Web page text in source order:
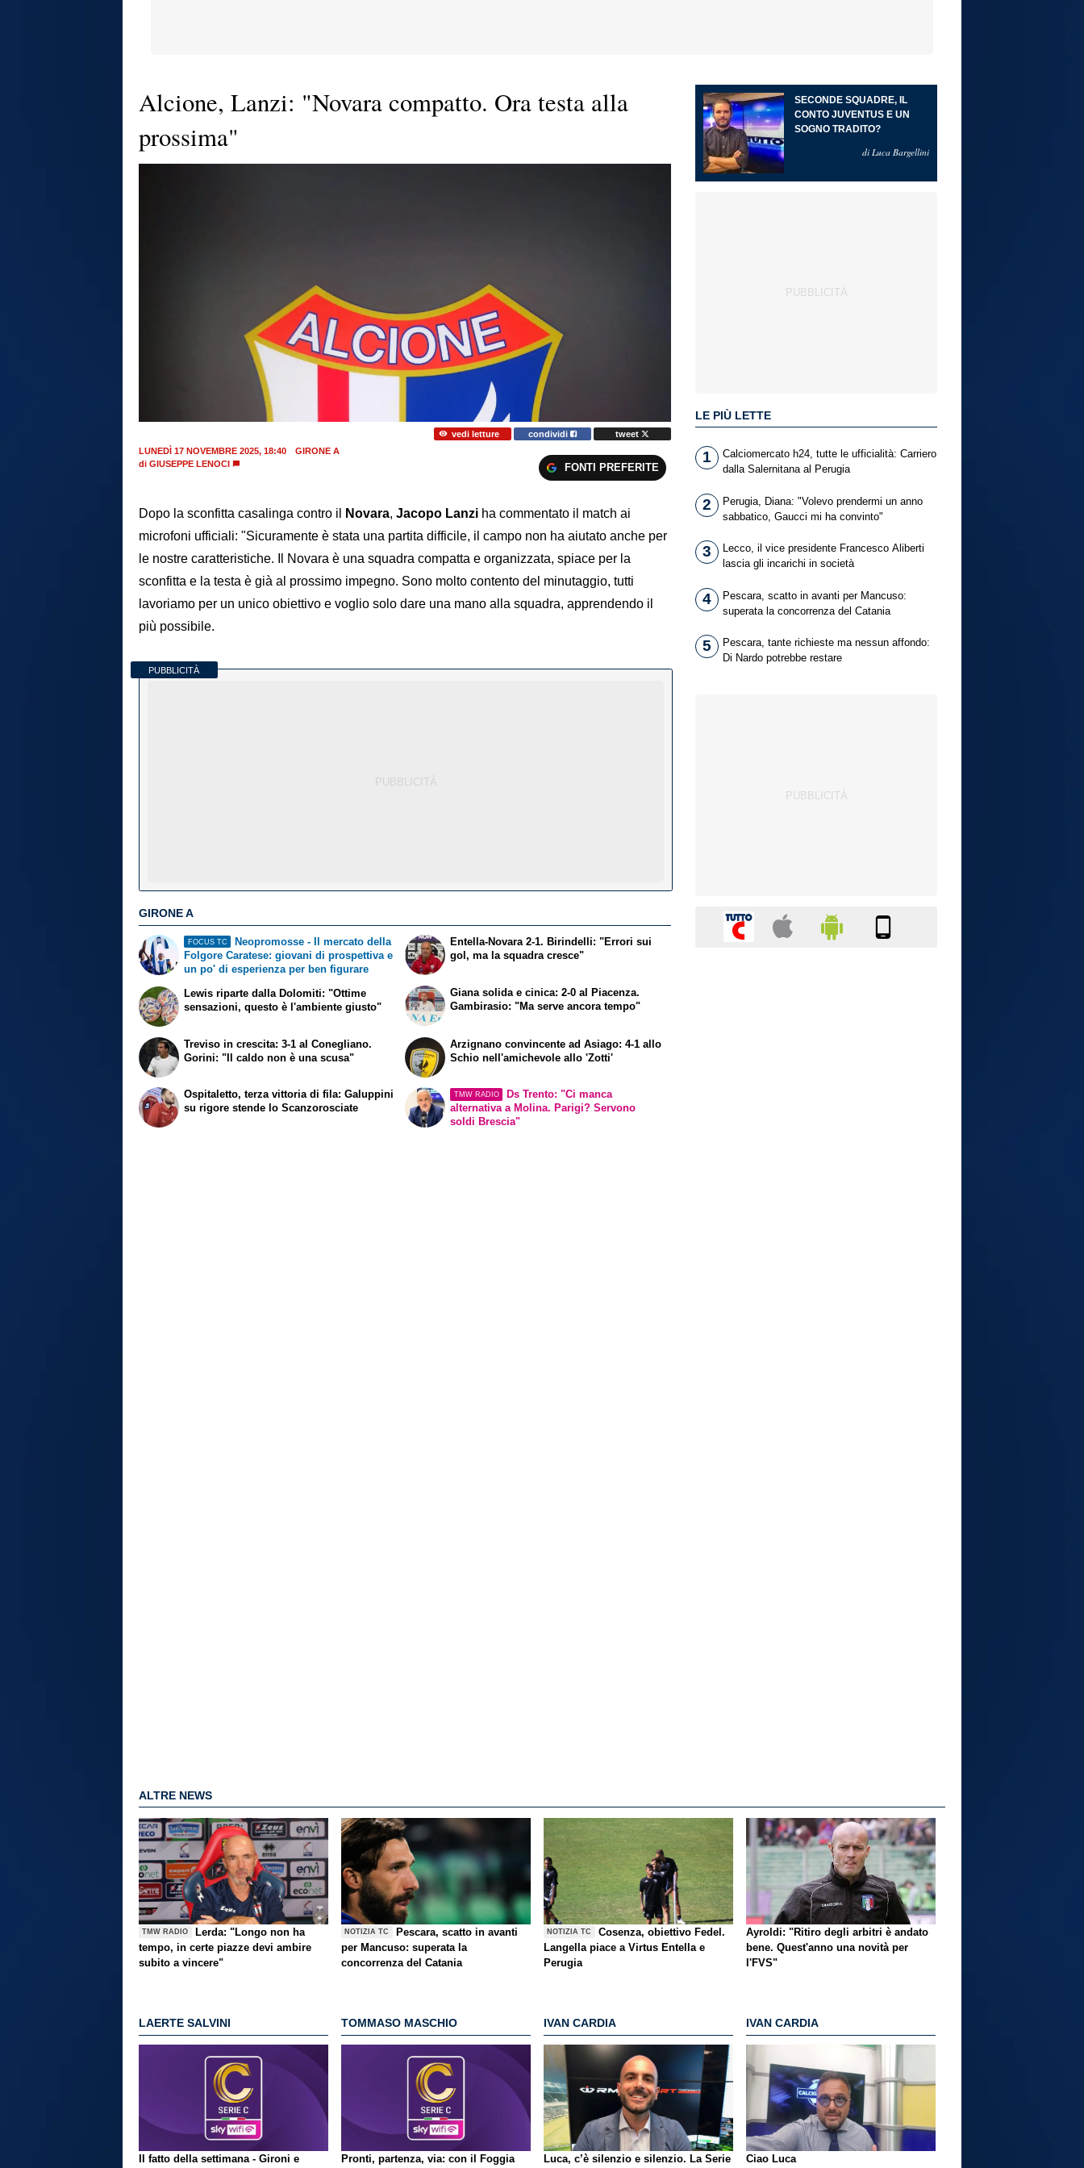
Alcione, Lanzi: "Novara compatto. Ora testa alla
prossima"
vedi letture condividi
tweet
LUNEDÌ 17 NOVEMBRE 2025, 18:40
GIRONE A
di GIUSEPPE LENOCI FONTI PREFERITE
Dopo la sconfitta casalinga contro il Novara, Jacopo Lanzi ha commentato il match ai
microfoni ufficiali: "Sicuramente è stata una partita difficile, il campo non ha aiutato anche per
le nostre caratteristiche. Il Novara è una squadra compatta e organizzata, spiace per la
sconfitta e la testa è già al prossimo impegno. Sono molto contento del minutaggio, tutti
lavoriamo per un unico obiettivo e voglio solo dare una mano alla squadra, apprendendo il
più possibile.
PUBBLICITÀ
GIRONE A
FOCUS TC
Neopromosse - Il mercato della
Folgore Caratese: giovani di prospettiva e
un po' di esperienza per ben figurare
Lewis riparte dalla Dolomiti: "Ottime
sensazioni, questo è l'ambiente giusto"
Entella-Novara 2-1. Birindelli: "Errori sui
gol, ma la squadra cresce"
Giana solida e cinica: 2-0 al Piacenza.
Gambirasio: "Ma serve ancora tempo"
Treviso in crescita: 3-1 al Conegliano.
Gorini: "Il caldo non è una scusa"
Ospitaletto, terza vittoria di fila: Galuppini
su rigore stende lo Scanzorosciate
Arzignano convincente ad Asiago: 4-1 allo
Schio nell'amichevole allo 'Zotti'
TMW RADIO
Ds Trento: "Ci manca
alternativa a Molina. Parigi? Servono
soldi Brescia"
SECONDE SQUADRE, IL
CONTO JUVENTUS E UN
SOGNO TRADITO?
di Luca Bargellini
LE PIÙ LETTE
1
Calciomercato h24, tutte le ufficialità: Carriero
dalla Salernitana al Perugia
2
Perugia, Diana: "Volevo prendermi un anno
sabbatico, Gaucci mi ha convinto"
3
Lecco, il vice presidente Francesco Aliberti
lascia gli incarichi in società
4
Pescara, scatto in avanti per Mancuso:
superata la concorrenza del Catania
5
Pescara, tante richieste ma nessun affondo:
Di Nardo potrebbe restare
ALTRE NEWS
TMW RADIO
Lerda: "Longo non ha
tempo, in certe piazze devi ambire
subito a vincere"
NOTIZIA TC
Pescara, scatto in avanti
per Mancuso: superata la
concorrenza del Catania
NOTIZIA TC
Cosenza, obiettivo Fedel.
Langella piace a Virtus Entella e
Perugia
Ayroldi: "Ritiro degli arbitri è andato
bene. Quest'anno una novità per
l'FVS"
LAERTE SALVINI
Il fatto della settimana - Gironi e
TOMMASO MASCHIO
Pronti, partenza, via: con il Foggia
IVAN CARDIA
Luca, c’è silenzio e silenzio. La Serie
IVAN CARDIA
Ciao Luca